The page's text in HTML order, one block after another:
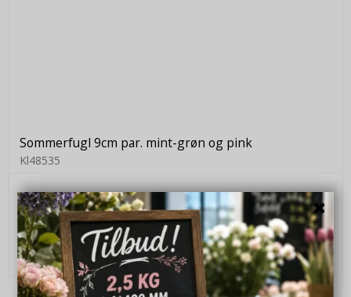
Sommerfugl 9cm par. mint-grøn og pink
Kl48535
20,00 DKK
VIS PRODUKT